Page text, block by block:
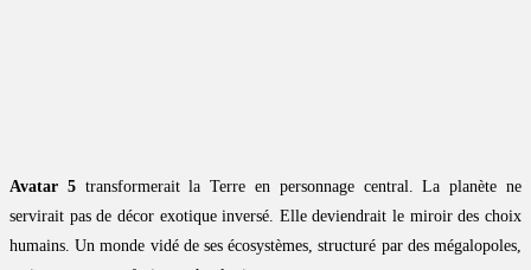
Avatar 5transformerait la Terre en personnage central. La planète ne
servirait pas de décor exotique inversé. Elle deviendrait le miroir des choix
humains. Un monde vidé de ses écosystèmes, structuré par des mégalopoles,